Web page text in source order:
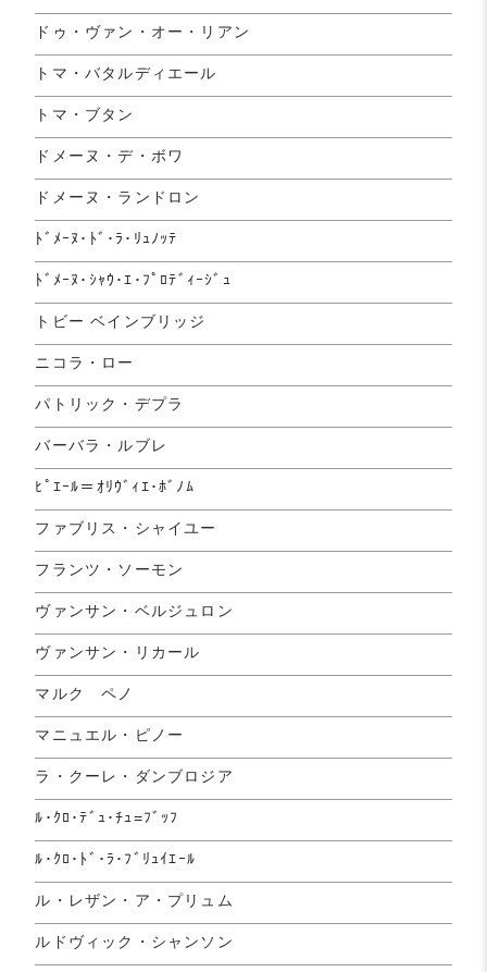
ドゥ・ヴァン・オー・リアン
トマ・バタルディエール
トマ・ブタン
ドメーヌ・デ・ボワ
ドメーヌ・ランドロン
ﾄﾞﾒｰﾇ･ﾄﾞ･ﾗ･ﾘｭﾉｯﾃ
ﾄﾞﾒｰﾇ･ｼｬｳ･ｴ･ﾌﾟﾛﾃﾞｨｰｼﾞｭ
トビー ベインブリッジ
ニコラ・ロー
パトリック・デプラ
バーバラ・ルブレ
ﾋﾟｴｰﾙ＝ｵﾘｳﾞｨｴ･ﾎﾞﾉﾑ
ファブリス・シャイユー
フランツ・ソーモン
ヴァンサン・ベルジュロン
ヴァンサン・リカール
マルク ペノ
マニュエル・ピノー
ラ・クーレ・ダンブロジア
ﾙ･ｸﾛ･ﾃﾞｭ･ﾁｭ=ﾌﾞｯﾌ
ﾙ･ｸﾛ･ﾄﾞ･ﾗ･ﾌﾞﾘｭｲｴｰﾙ
ル・レザン・ア・プリュム
ルドヴィック・シャンソン